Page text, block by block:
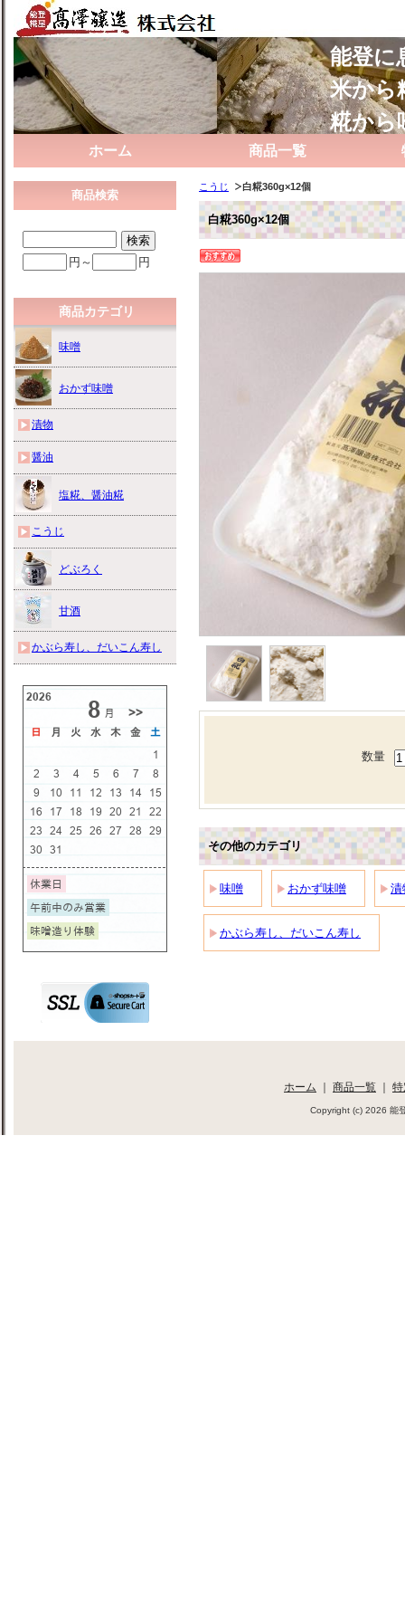
能登に
米から
糀から
ホーム 商品一覧
こうじ 白糀360g×12個
白糀360g×12個
数量
その他のカテゴリ
味噌 おかず味噌 漬
かぶら寿し、だいこん寿し
商品検索
円～ 円
商品カテゴリ
味噌
おかず味噌
漬物
醤油
塩糀、醤油糀
こうじ
どぶろく
甘酒
かぶら寿し、だいこん寿し
ホーム ｜ 商品一覧 ｜ 特
Copyright (c) 2026 能